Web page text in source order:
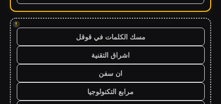
!
مسك الكلمات في قوقل
اشراق التقنية
ان سفن
مرابع التكنولوجيا